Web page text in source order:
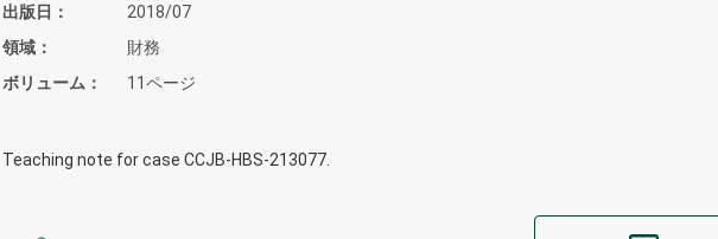
出版日
2018/07
領域
財務
ボリューム
11ページ
Teaching note for case CCJB-HBS-213077.